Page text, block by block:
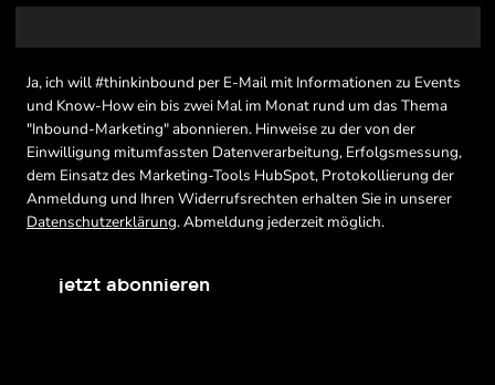
Ja, ich will #thinkinbound per E-Mail mit Informationen zu Events
und Know-How ein bis zwei Mal im Monat rund um das Thema
"Inbound-Marketing" abonnieren. Hinweise zu der von der
Einwilligung mitumfassten Datenverarbeitung, Erfolgsmessung,
dem Einsatz des Marketing-Tools HubSpot, Protokollierung der
Anmeldung und Ihren Widerrufsrechten erhalten Sie in unserer
Datenschutzerklärung. Abmeldung jederzeit möglich.
jetzt abonnieren